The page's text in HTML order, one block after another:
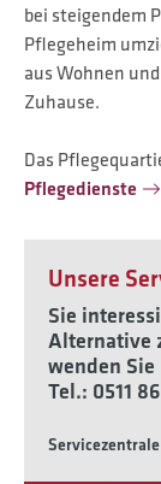
bei steigendem
Pflegeheim
aus Wohnen
Zuhause.
Das
Pflegedienste
Unsere
Sie
Alternative
wenden
Tel.: 0511